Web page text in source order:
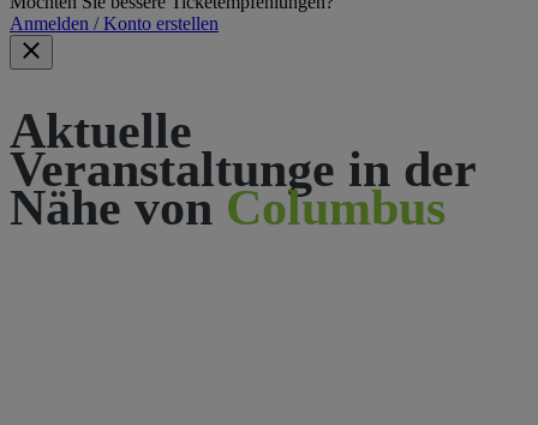
Anmelden / Konto erstellen
Aktuelle
Veranstaltunge in der
Nähe von Columbus